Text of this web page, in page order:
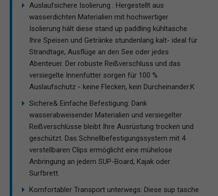
Auslaufsichere Isolierung : Hergestellt aus
wasserdichten Materialien mit hochwertiger
Isolierung hält diese stand up paddling kühltasche
Ihre Speisen und Getränke stundenlang kalt- ideal für
Strandtage, Ausflüge an den See oder jedes
Abenteuer. Der robuste Reißverschluss und das
versiegelte Innenfutter sorgen für 100 %
Auslaufschutz - keine Flecken, kein Durcheinander.K
Sichere& Einfache Befestigung: Dank
wasserabweisender Materialien und versiegelter
Reißverschlüsse bleibt Ihre Ausrüstung trocken und
geschützt. Das Schnellbefestigungssystem mit 4
verstellbaren Clips ermöglicht eine mühelose
Anbringung an jedem SUP-Board, Kajak oder
Surfbrett.
Komfortabler Transport unterwegs: Diese sup tasche